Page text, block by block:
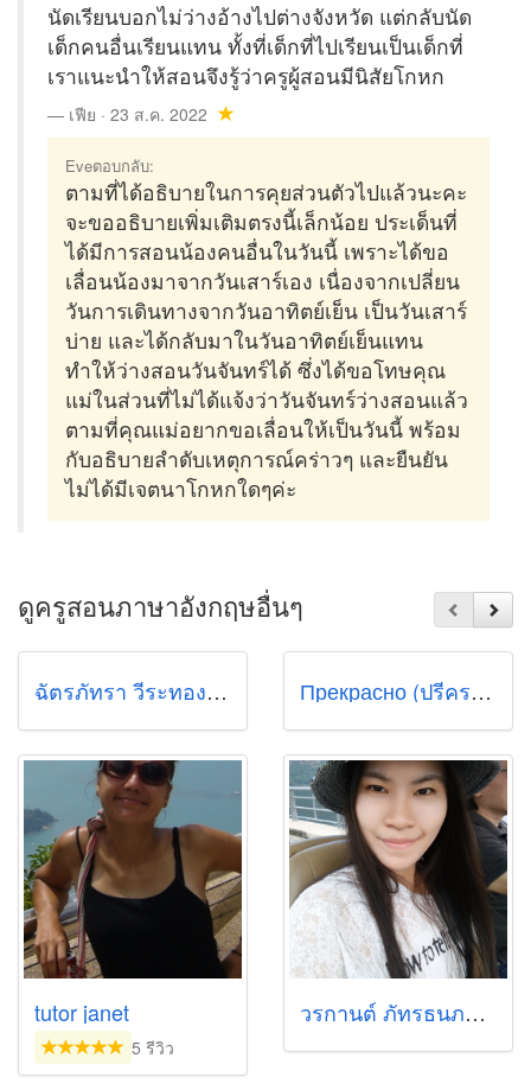
นัดเรียนบอกไม่ว่างอ้างไปต่างจังหวัด แต่กลับนัด
เด็กคนอื่นเรียนแทน ทั้งที่เด็กที่ไปเรียนเป็นเด็กที่
เราแนะนำให้สอนจึงรู้ว่าครูผู้สอนมีนิสัยโกหก
เฟีย · 23 ส.ค. 2022
Eveตอบกลับ:
ตามที่ได้อธิบายในการคุยส่วนตัวไปแล้วนะคะ
จะขออธิบายเพิ่มเติมตรงนี้เล็กน้อย ประเด็นที่
ได้มีการสอนน้องคนอื่นในวันนี้ เพราะได้ขอ
เลื่อนน้องมาจากวันเสาร์เอง เนื่องจากเปลี่ยน
วันการเดินทางจากวันอาทิตย์เย็น เป็นวันเสาร์
บ่าย และได้กลับมาในวันอาทิตย์เย็นแทน
ทำให้ว่างสอนวันจันทร์ได้ ซึ่งได้ขอโทษคุณ
แม่ในส่วนที่ไม่ได้แจ้งว่าวันจันทร์ว่างสอนแล้ว
ตามที่คุณแม่อยากขอเลื่อนให้เป็นวันนี้ พร้อม
กับอธิบายลำดับเหตุการณ์คร่าวๆ และยืนยัน
ไม่ได้มีเจตนาโกหกใดๆค่ะ
ดูครูสอนภาษาอังกฤษอื่นๆ
ฉัตรภัทรา วีระทอง (กุ้งเต้น) Прекрасно (ปรีคราสน่า)
tutor janet
5 รีวิว
วรกานต์ ภัทรธนภาคย์